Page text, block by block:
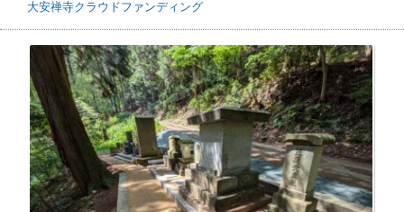
大安禅寺クラウドファンディング